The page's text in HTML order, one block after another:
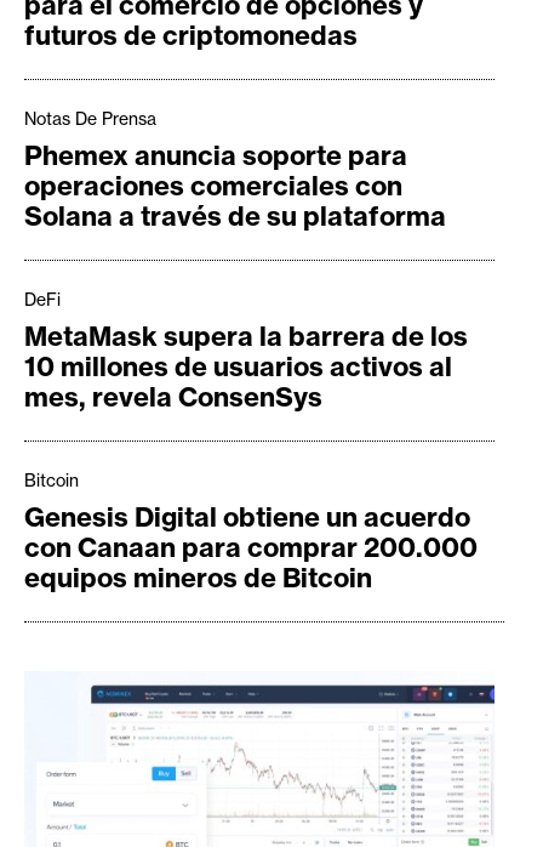
I
A
A
n
á
l
i
s
a
s
d
e
futuros de criptomonedas
Notas De Prensa
Phemex anuncia soporte para
operaciones comerciales con
Solana a través de su plataforma
DeFi
MetaMask supera la barrera de los
10 millones de usuarios activos al
mes, revela ConsenSys
Bitcoin
Genesis Digital obtiene un acuerdo
con Canaan para comprar 200.000
equipos mineros de Bitcoin